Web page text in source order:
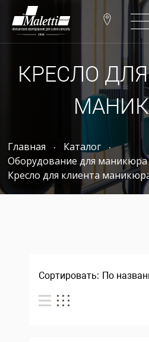
КРЕСЛО
Главная
Каталог
Оборудование для
Кресло для клиента
Сортировать: По